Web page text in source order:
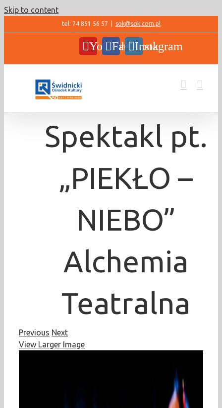
Skip to content
tel: 74 851 56 57 sok@sok.com.pl
YouTubeFacebookInstagram
Spektakl pt.
„PIEKŁO –
NIEBO”
Alchemia
Teatralna
Previous Next
View Larger Image